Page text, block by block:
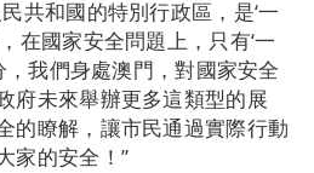
共和國的特別行政區，是‘一
在國家安全問題上，只有‘一
，我們身處澳門，對國家安全
府未來舉辦更多這類型的展
的瞭解，讓市民通過實際行動
家的安全！”